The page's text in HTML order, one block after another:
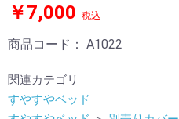
￥7,000 税込
商品コード： A1022
関連カテゴリ
すやすやベッド